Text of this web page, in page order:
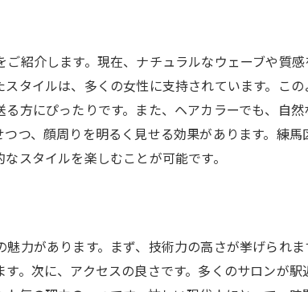
紹介します。現在、ナチュラルなウェーブや質
タイルは、多くの女性に支持されています。こ
方にぴったりです。また、ヘアカラーでも、自
つ、顔周りを明るく見せる効果があります。練
スタイルを楽しむことが可能です。
力があります。まず、技術力の高さが挙げられ
。次に、アクセスの良さです。多くのサロンが